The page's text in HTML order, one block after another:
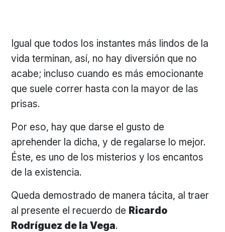
Igual que todos los instantes más lindos de la
vida terminan, así, no hay diversión que no
acabe; incluso cuando es más emocionante
que suele correr hasta con la mayor de las
prisas.
Por eso, hay que darse el gusto de
aprehender la dicha, y de regalarse lo mejor.
Éste, es uno de los misterios y los encantos
de la existencia.
Queda demostrado de manera tácita, al traer
al presente el recuerdo de Ricardo
Rodríguez de la Vega.